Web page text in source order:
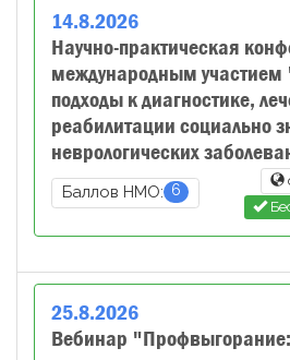
14.8.2026
Научно-практическая
международным
подходы к диагностике,
реабилитации социально
неврологических
Баллов НМО: 6
25.8.2026
Вебинар "Профвыгорание: